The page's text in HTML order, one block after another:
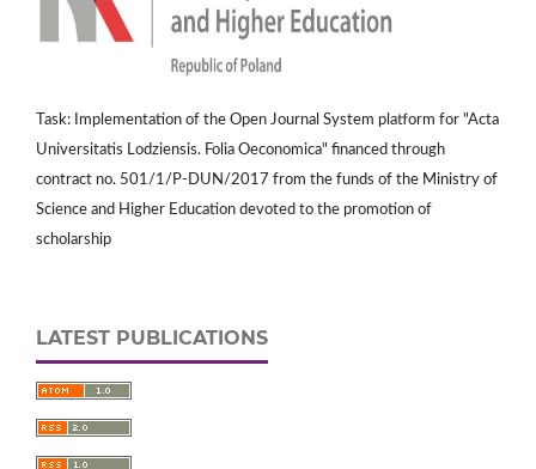
Task: Implementation of the Open Journal System platform for "Acta
Universitatis Lodziensis. Folia Oeconomica" financed through
contract no. 501/1/P-DUN/2017 from the funds of the Ministry of
Science and Higher Education devoted to the promotion of
scholarship
LATEST PUBLICATIONS